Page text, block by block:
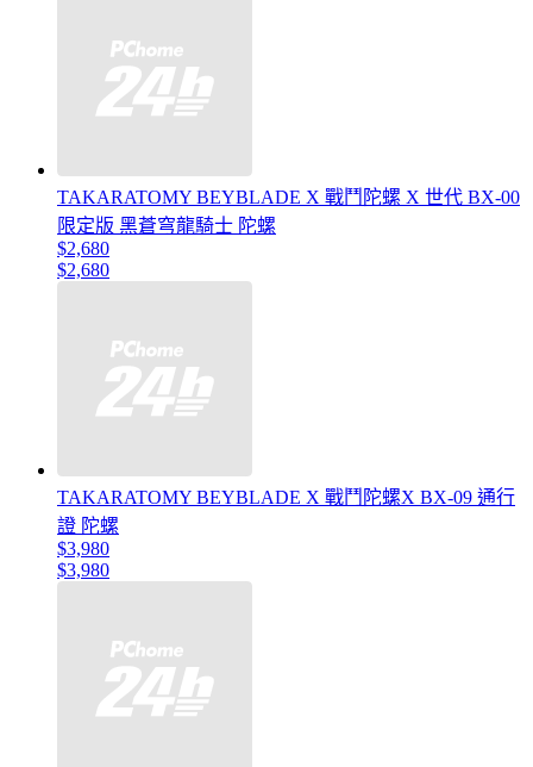
TAKARATOMY BEYBLADE X 戰鬥陀螺 X 世代 BX-00
限定版 黑蒼穹龍騎士 陀螺
$2,680
$2,680
TAKARATOMY BEYBLADE X 戰鬥陀螺X BX-09 通行
證 陀螺
$3,980
$3,980